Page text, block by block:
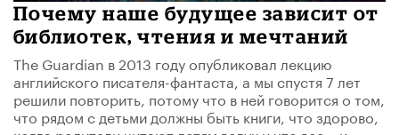
Почему наше будущее зависит от
библиотек, чтения и мечтаний
The Guardian в 2013 году опубликовал лекцию
английского писателя-фантаста, а мы спустя 7 лет
решили повторить, потому что в ней говорится о том,
что рядом с детьми должны быть книги, что здорово,